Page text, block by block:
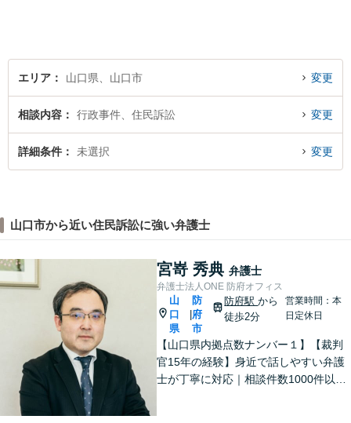
エリア 山口県、山口市 変更
相談内容 行政事件、住民訴訟 変更
詳細条件 未選択 変更
山口市から近い住民訴訟に強い弁護士
宮嵜 秀典 弁護士
弁護士法人ONE 防府オフィス
山
口
県
防
府
市
防府駅から
徒歩2分
営業時間：本
日定休日
【山口県内拠点数ナンバー１】【裁判
官15年の経験】身近で話しやすい弁護
士が丁寧に対応｜相談件数1000件以上